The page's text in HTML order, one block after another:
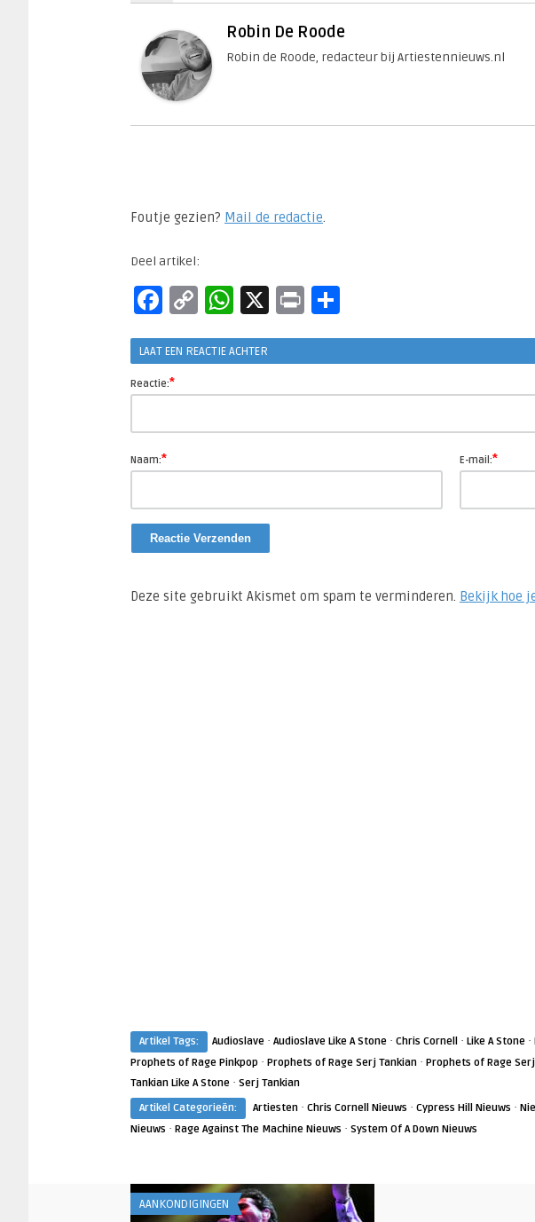
Robin De Roode
Robin de Roode, redacteur bij Artiestennieuws.nl
Foutje gezien? Mail de redactie.​
Deel artikel:
Facebook
CopyWhatsApp
X Print
LAAT EEN REACTIE ACHTER
Reactie:*
Naam:* E-mail:*
Deze site gebruikt Akismet om spam te verminderen. Bekijk hoe
Artikel Tags: Audioslave · Audioslave Like A Stone · Chris Cornell · Like A Stone ·
Prophets of Rage Pinkpop · Prophets of Rage Serj Tankian · Prophets of Rage
Tankian Like A Stone · Serj Tankian
Artikel Categorieën:
Artiesten · Chris Cornell Nieuws · Cypress Hill Nieuws ·
Nieuws · Rage Against The Machine Nieuws · System Of A Down Nieuws
AANKONDIGINGEN